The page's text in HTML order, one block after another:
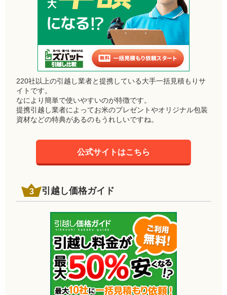
220社以上の引越し業者と提携している大手一括見積もりサ
イトです。
なにより簡単で使いやすいのが特徴です。
提携引越し業者によってお米のプレゼントやオリジナル包装
資材などの特典があるのもうれしいですね。
公式サイトはこちら
引越し価格ガイド